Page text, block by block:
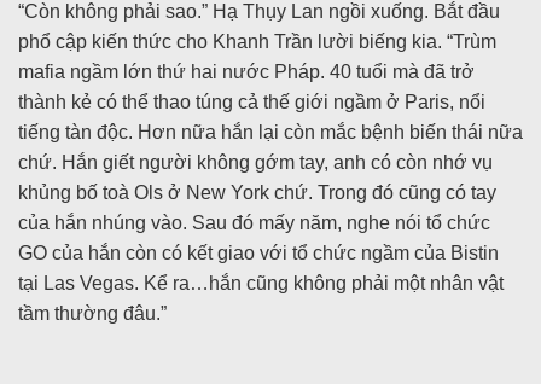
“Còn không phải sao.” Hạ Thụy Lan ngồi xuống. Bắt đầu
phổ cập kiến thức cho Khanh Trần lười biếng kia. “Trùm
mafia ngầm lớn thứ hai nước Pháp. 40 tuổi mà đã trở
thành kẻ có thể thao túng cả thế giới ngầm ở Paris, nổi
tiếng tàn độc. Hơn nữa hắn lại còn mắc bệnh biến thái nữa
chứ. Hắn giết người không gớm tay, anh có còn nhớ vụ
khủng bố toà Ols ở New York chứ. Trong đó cũng có tay
của hắn nhúng vào. Sau đó mấy năm, nghe nói tổ chức
GO của hắn còn có kết giao với tổ chức ngầm của Bistin
tại Las Vegas. Kể ra…hắn cũng không phải một nhân vật
tầm thường đâu.”